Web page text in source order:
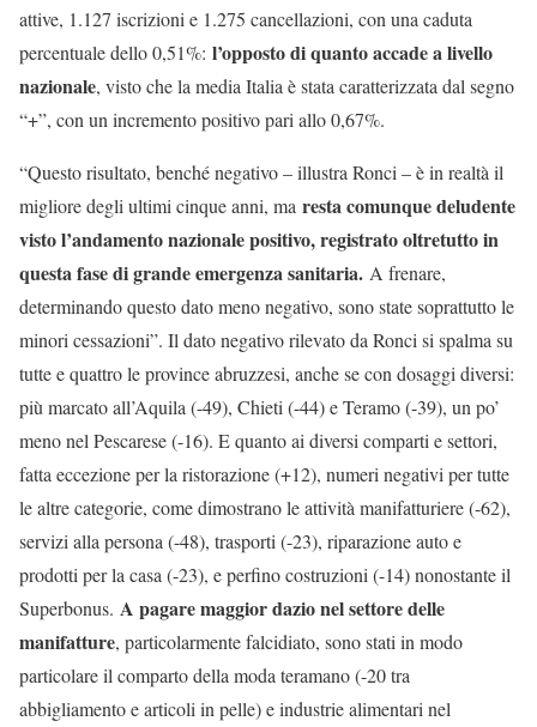
attive, 1.127 iscrizioni e 1.275 cancellazioni, con una caduta
percentuale dello 0,51%: l’opposto di quanto accade a livello
nazionale, visto che la media Italia è stata caratterizzata dal segno
“+”, con un incremento positivo pari allo 0,67%.
“Questo risultato, benché negativo – illustra Ronci – è in realtà il
migliore degli ultimi cinque anni, ma resta comunque deludente
visto l’andamento nazionale positivo, registrato oltretutto in
questa fase di grande emergenza sanitaria. A frenare,
determinando questo dato meno negativo, sono state soprattutto le
minori cessazioni”. Il dato negativo rilevato da Ronci si spalma su
tutte e quattro le province abruzzesi, anche se con dosaggi diversi:
più marcato all’Aquila (-49), Chieti (-44) e Teramo (-39), un po’
meno nel Pescarese (-16). E quanto ai diversi comparti e settori,
fatta eccezione per la ristorazione (+12), numeri negativi per tutte
le altre categorie, come dimostrano le attività manifatturiere (-62),
servizi alla persona (-48), trasporti (-23), riparazione auto e
prodotti per la casa (-23), e perfino costruzioni (-14) nonostante il
Superbonus. A pagare maggior dazio nel settore delle
manifatture, particolarmente falcidiato, sono stati in modo
particolare il comparto della moda teramano (-20 tra
abbigliamento e articoli in pelle) e industrie alimentari nel